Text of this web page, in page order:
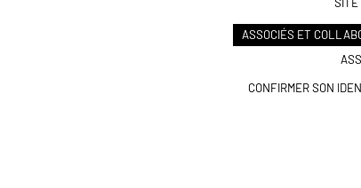
ASSOCIÉS ET
CONFIRMER SON